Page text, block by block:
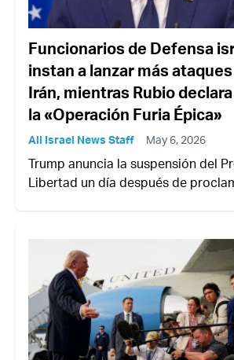
Funcionarios de Defensa
instan a lanzar más
Irán, mientras Rubio
la «Operación Furia Épica»
All Israel News Staff May 6, 2026
Trump anuncia la suspensión del
Libertad un día después de